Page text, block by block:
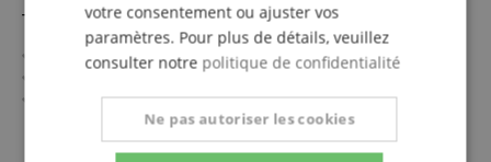
Tapis De Batterie Carlsbro DRUM MAT
Dimensions : 150 x 120 cm
Design : Drapeau Britannique
Avec sac
votre consentement ou ajuster vos
paramètres. Pour plus de détails, veuillez
consulter notre politique de confidentialité
Ne pas autoriser les cookies